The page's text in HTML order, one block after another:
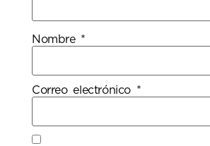
Nombre *
Correo electrónico *